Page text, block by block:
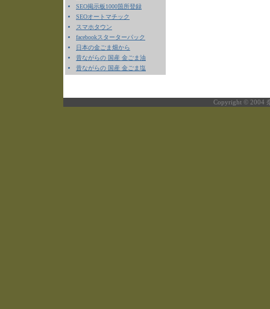
SEO掲示板1000箇所登録
SEOオートマチック
スマホタウン
facebookスターターパック
日本の金ごま畑から
昔ながらの 国産 金ごま油
昔ながらの 国産 金ごま塩
Copyright © 2004